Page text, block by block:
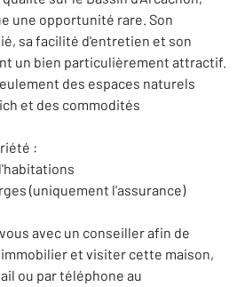
une opportunité rare. Son
sa facilité d'entretien et son
un bien particulièrement attractif.
des espaces naturels
et des commodités
:
(uniquement l'assurance)
avec un conseiller afin de
et visiter cette maison,
ou par téléphone au